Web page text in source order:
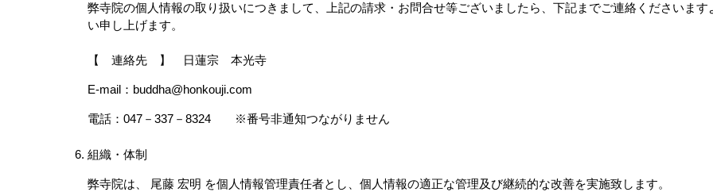
弊寺院の個人情報の取り扱いにつきまして、上記の請求・お問合せ等ございましたら、下記までご連絡くださいます
い申し上げます。
【 連絡先 】 日蓮宗 本光寺
E-mail：buddha@honkouji.com
電話：047－337－8324 ※番号非通知つながりません
組織・体制
弊寺院は、 尾藤 宏明 を個人情報管理責任者とし、個人情報の適正な管理及び継続的な改善を実施致します。